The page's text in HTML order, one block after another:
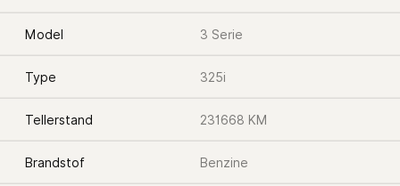
Model 3 Serie
Type 325i
Tellerstand 231668 KM
Brandstof Benzine